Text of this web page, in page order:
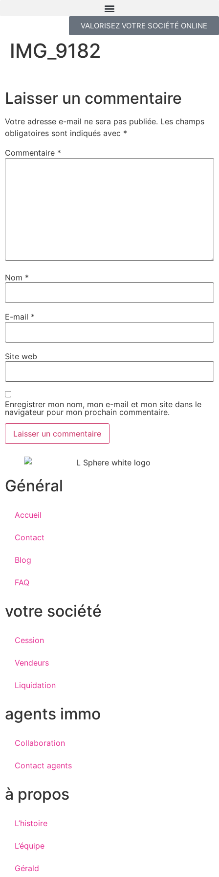
VALORISEZ VOTRE SOCIÉTÉ ONLINE
IMG_9182
Laisser un commentaire
Votre adresse e-mail ne sera pas publiée. Les champs
obligatoires sont indiqués avec *
Commentaire *
Nom *
E-mail *
Site web
Enregistrer mon nom, mon e-mail et mon site dans le
navigateur pour mon prochain commentaire.
Général
Accueil
Contact
Blog
FAQ
votre société
Cession
Vendeurs
Liquidation
agents immo
Collaboration
Contact agents
à propos
L’histoire
L’équipe
Gérald